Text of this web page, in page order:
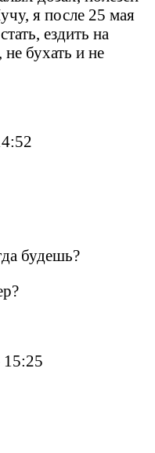
я после 25 мая
ездить на
бухать и не
будешь?